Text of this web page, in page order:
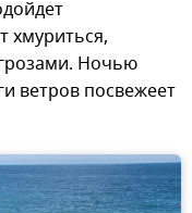
хмуриться,
Ночью
ветров посвежеет